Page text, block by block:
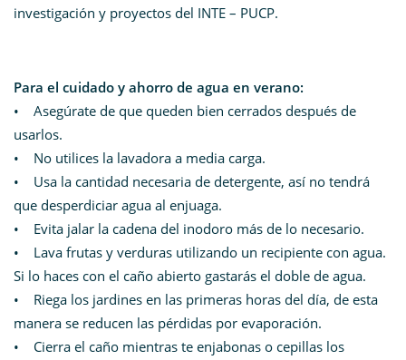
investigación y proyectos del INTE – PUCP.
Para el cuidado y ahorro de agua en verano:
• Asegúrate de que queden bien cerrados después de
usarlos.
• No utilices la lavadora a media carga.
• Usa la cantidad necesaria de detergente, así no tendrá
que desperdiciar agua al enjuaga.
• Evita jalar la cadena del inodoro más de lo necesario.
• Lava frutas y verduras utilizando un recipiente con agua.
Si lo haces con el caño abierto gastarás el doble de agua.
• Riega los jardines en las primeras horas del día, de esta
manera se reducen las pérdidas por evaporación.
• Cierra el caño mientras te enjabonas o cepillas los